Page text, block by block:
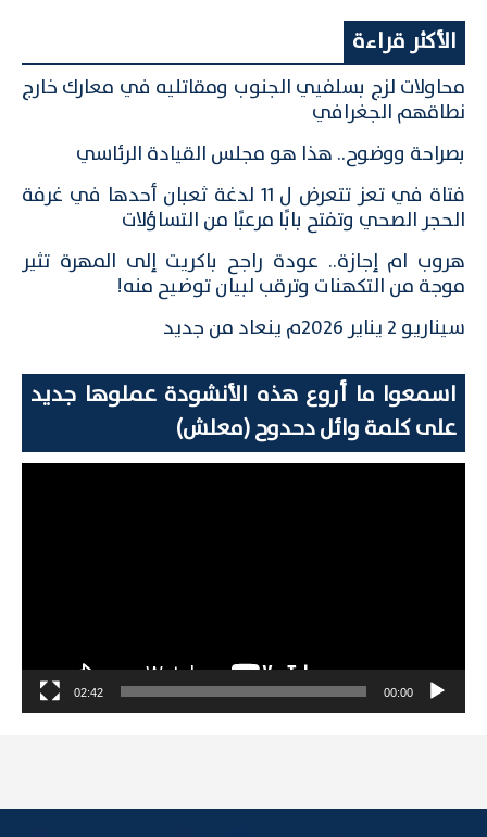
الأكثر قراءة
محاولات لزج بسلفيي الجنوب ومقاتليه في معارك خارج
نطاقهم الجغرافي
بصراحة ووضوح.. هذا هو مجلس القيادة الرئاسي
فتاة في تعز تتعرض ل 11 لدغة ثعبان أحدها في غرفة
الحجر الصحي وتفتح بابًا مرعبًا من التساؤلات
هروب ام إجازة.. عودة راجح باكريت إلى المهرة تثير
موجة من التكهنات وترقب لبيان توضيح منه!
سيناريو 2 يناير 2026م ينعاد من جديد
اسمعوا ما أروع هذه الأنشودة عملوها جديد
على كلمة وائل دحدوح (معلش)
00:00
02:42